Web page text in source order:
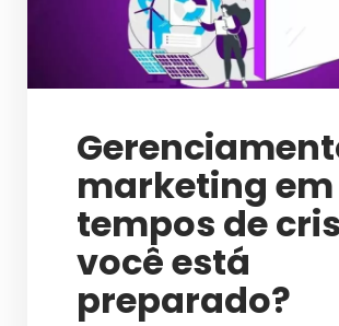
marketing em
tempos de
você está
preparado?